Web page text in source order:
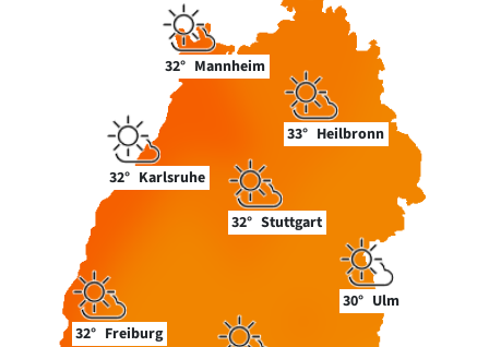
32° Freiburg
33° Heilbronn
32° Karlsruhe
32° Mannheim
32° Stuttgart
30° Ulm